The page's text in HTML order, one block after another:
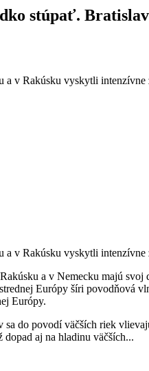
stúpať.
v Rakúsku vyskytli intenzívne
v Rakúsku vyskytli intenzívne
a v Nemecku majú svoj
Európy šíri povodňová
Európy.
sa do povodí väčších riek
dopad aj na hladinu väčších...